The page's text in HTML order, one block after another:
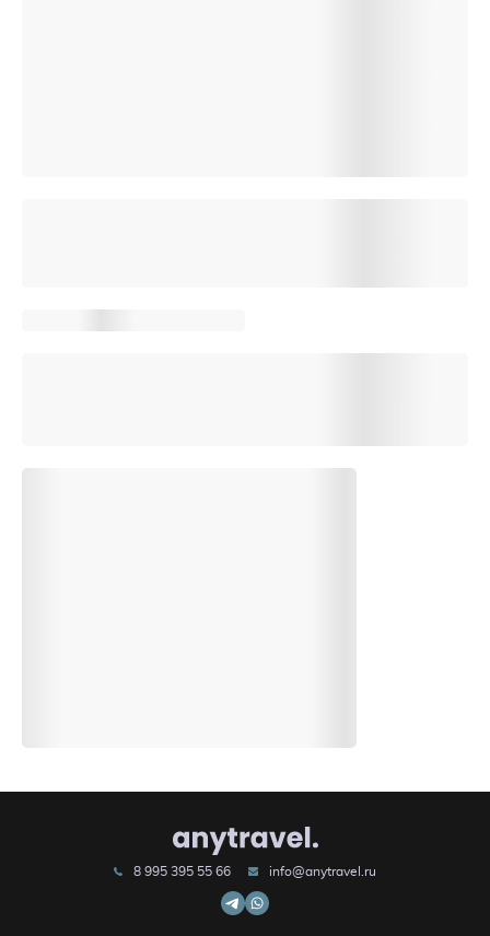
8 995 395 55 66 info@anytravel.ru